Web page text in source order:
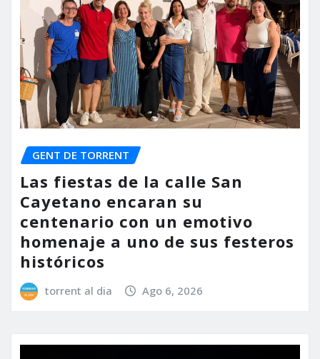
GENT DE TORRENT
Las fiestas de la calle San
Cayetano encaran su
centenario con un emotivo
homenaje a uno de sus festeros
históricos
torrent al dia Ago 6, 2026